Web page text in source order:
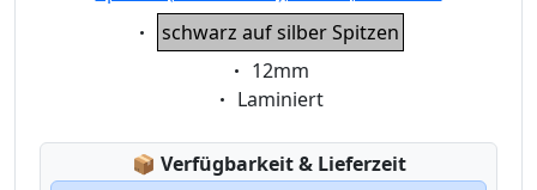
Eigenschaft:
schwarz auf silber Spitzen
Eigenschaft:
12mm
Eigenschaft:
Laminiert
📦 Lagerstatus:
Verfügbarkeit & Lieferzeit